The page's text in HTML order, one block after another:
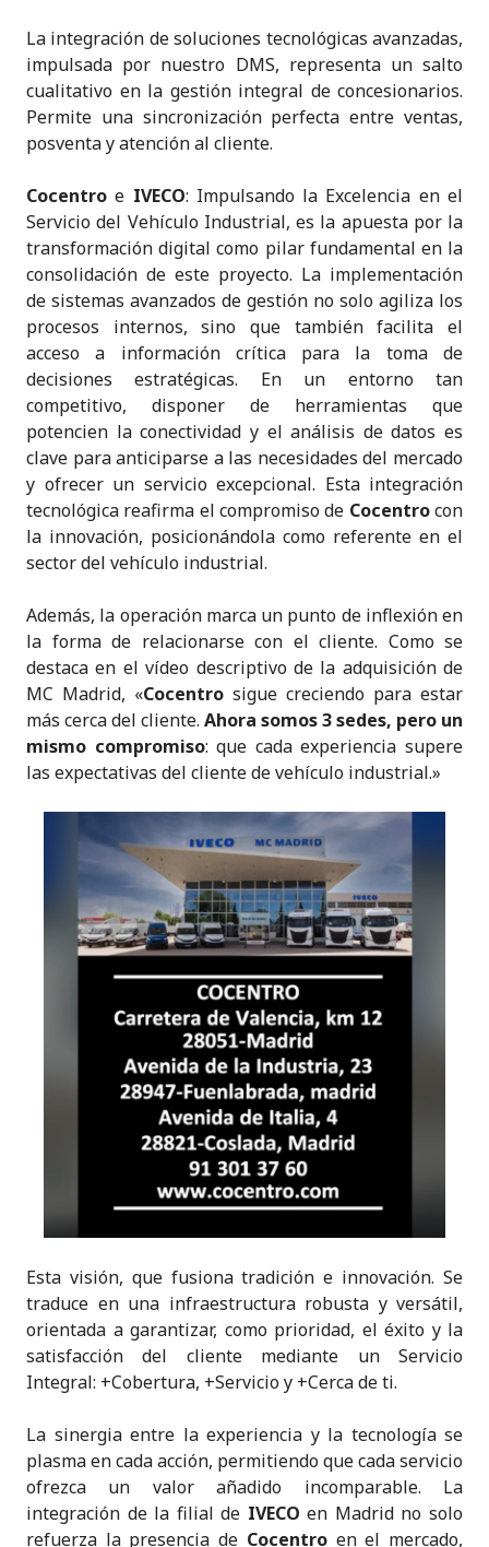
La integración de soluciones tecnológicas avanzadas,
impulsada por nuestro DMS, representa un salto
cualitativo en la gestión integral de concesionarios.
Permite una sincronización perfecta entre ventas,
posventa y atención al cliente.
Cocentro e IVECO: Impulsando la Excelencia en el
Servicio del Vehículo Industrial, es la apuesta por la
transformación digital como pilar fundamental en la
consolidación de este proyecto. La implementación
de sistemas avanzados de gestión no solo agiliza los
procesos internos, sino que también facilita el
acceso a información crítica para la toma de
decisiones estratégicas. En un entorno tan
competitivo, disponer de herramientas que
potencien la conectividad y el análisis de datos es
clave para anticiparse a las necesidades del mercado
y ofrecer un servicio excepcional. Esta integración
tecnológica reafirma el compromiso de Cocentrocon
la innovación, posicionándola como referente en el
sector del vehículo industrial.
Además, la operación marca un punto de inflexión en
la forma de relacionarse con el cliente. Como se
destaca en el vídeo descriptivo de la adquisición de
MC Madrid, «Cocentro sigue creciendo para estar
más cerca del cliente. Ahora somos 3 sedes, pero un
mismo compromiso: que cada experiencia supere
las expectativas del cliente de vehículo industrial.»
Esta visión, que fusiona tradición e innovación. Se
traduce en una infraestructura robusta y versátil,
orientada a garantizar, como prioridad, el éxito y la
satisfacción del cliente mediante un Servicio
Integral: +Cobertura, +Servicio y +Cerca de ti.
La sinergia entre la experiencia y la tecnología se
plasma en cada acción, permitiendo que cada servicio
ofrezca un valor añadido incomparable. La
integración de la filial de IVECO en Madrid no solo
refuerza la presencia de Cocentroen el mercado,